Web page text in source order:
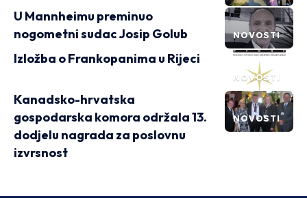
NOVOSTI
U Mannheimu preminuo
nogometni sudac Josip Golub
NOVOSTI
Izložba o Frankopanima u Rijeci
NOVOSTI
Kanadsko-hrvatska
gospodarska komora održala 13.
dodjelu nagrada za poslovnu
izvrsnost